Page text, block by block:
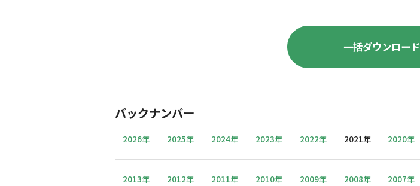
一括ダウンロード
バックナンバー
2026年 2025年 2024年 2023年 2022年 2021年 2020年
2013年 2012年 2011年 2010年 2009年 2008年 2007年